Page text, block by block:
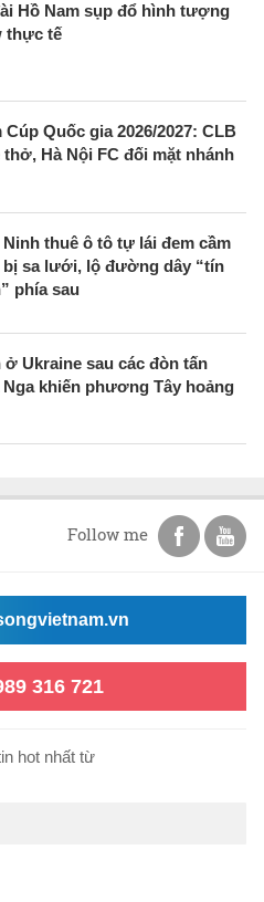
Hồ Nam sụp đổ hình tượng
thực tế
Cúp Quốc gia 2026/2027: CLB
thở, Hà Nội FC đối mặt nhánh
thuê ô tô tự lái đem cầm
sa lưới, lộ đường dây “tín
phía sau
ở Ukraine sau các đòn tấn
khiến phương Tây hoảng
Follow me
316 721
hot nhất từ